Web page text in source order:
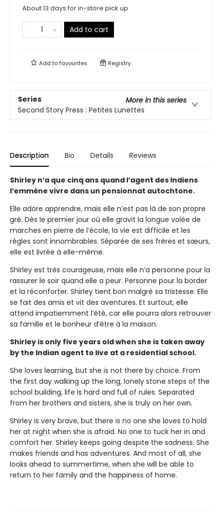
About 13 days for in-store pick up
Add to cart
Add tofavourites Registry
Series
More in this series
Second Story Press : Petites Lunettes
Description Bio Details Reviews
Shirley n’a que cinq ans quand l’agent des Indiens
l’emmène vivre dans un pensionnat autochtone.
Elle adore apprendre, mais elle n’est pas là de son propre
gré. Dès le premier jour où elle gravit la longue volée de
marches en pierre de l’école, la vie est difficile et les
règles sont innombrables. Séparée de ses frères et sœurs,
elle est livrée à elle-même.
Shirley est très courageuse, mais elle n’a personne pour la
rassurer le soir quand elle a peur. Personne pour la border
et la réconforter. Shirley tient bon malgré sa tristesse. Elle
se fait des amis et vit des aventures. Et surtout, elle
attend impatiemment l’été, car elle pourra alors retrouver
sa famille et le bonheur d’être à la maison.
Shirley is only five years old when she is taken away
by the Indian agent to live at a residential school.
She loves learning, but she is not there by choice. From
the first day walking up the long, lonely stone steps of the
school building, life is hard and full of rules. Separated
from her brothers and sisters, she is truly on her own.
Shirley is very brave, but there is no one she loves to hold
her at night when she is afraid. No one to tuck her in and
comfort her. Shirley keeps going despite the sadness. She
makes friends and has adventures. And most of all, she
looks ahead to summertime, when she will be able to
return to her family and the happiness of home.